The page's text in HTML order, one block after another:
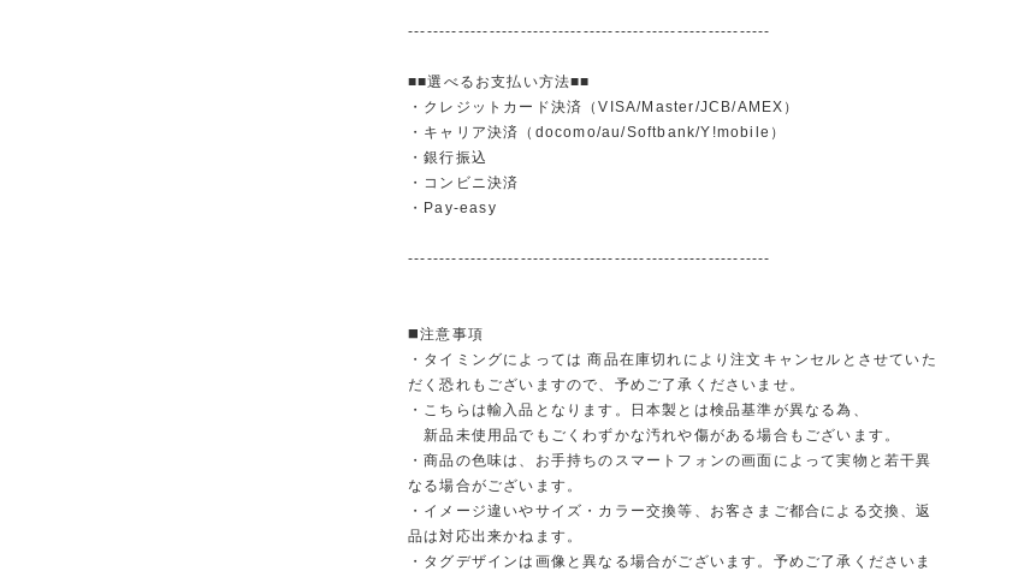
----------------------------------------------------------
■■選べるお支払い方法■■
・クレジットカード決済（VISA/Master/JCB/AMEX）
・キャリア決済（docomo/au/Softbank/Y!mobile）
・銀行振込
・コンビニ決済
・Pay-easy
----------------------------------------------------------
◼️注意事項
・タイミングによっては 商品在庫切れにより注文キャンセルとさせていた
だく恐れもございますので、予めご了承くださいませ。
・こちらは輸入品となります。日本製とは検品基準が異なる為、
新品未使用品でもごくわずかな汚れや傷がある場合もございます。
・商品の色味は、お手持ちのスマートフォンの画面によって実物と若干異
なる場合がございます。
・イメージ違いやサイズ・カラー交換等、お客さまご都合による交換、返
品は対応出来かねます。
・タグデザインは画像と異なる場合がございます。予めご了承くださいま